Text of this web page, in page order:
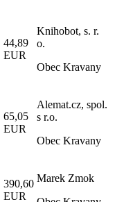
44,89
EUR
Knihobot, s. r.
o.
Obec Kravany
65,05
EUR
Alemat.cz, spol.
s r.o.
Obec Kravany
390,60
EUR
Marek Zmok